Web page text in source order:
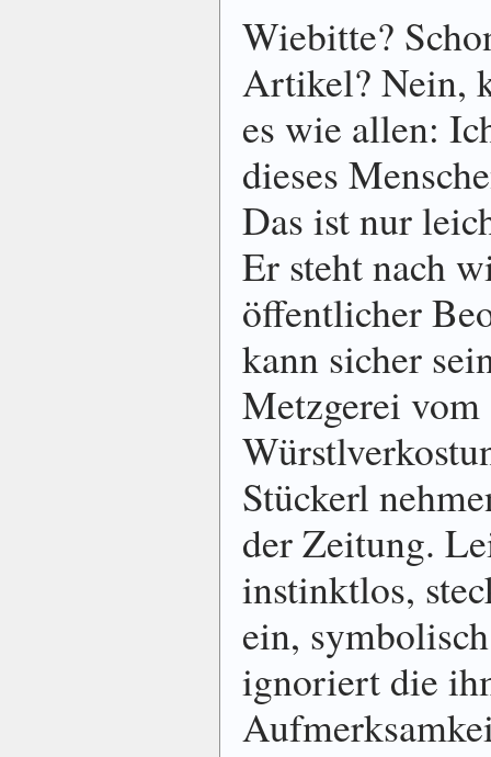
Wiebitte?
Artikel? Nein,
es wie allen:
dieses
Das ist nur
Er steht nach
öffentlicher
kann sicher
Metzgerei vom
Stückerl
der Zeitung.
instinktlos,
ein,
ignoriert die